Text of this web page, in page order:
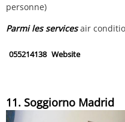
personne)
Parmi les servicesair
055214138 Website
11. Soggiorno Madrid